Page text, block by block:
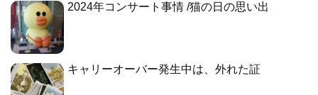
2024年コンサート事情 /猫の日の思い出
キャリーオーバー発生中は、外れた証